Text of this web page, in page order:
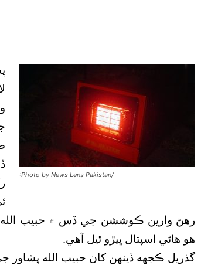
:Photo by News Lens Pakistan/
رهڻ وارين ڪوششن جي ڏس ۾ حبيب الله
هو هاڻي اسپتال ڀيڙو ٿيل آهي.
گذريل ڪجهه ڏينهن کان حبيب الله پشاور